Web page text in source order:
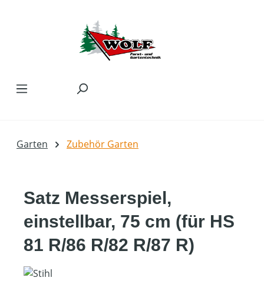
Garten Zubehör Garten
Satz Messerspiel,
einstellbar, 75 cm (für HS
81 R/86 R/82 R/87 R)